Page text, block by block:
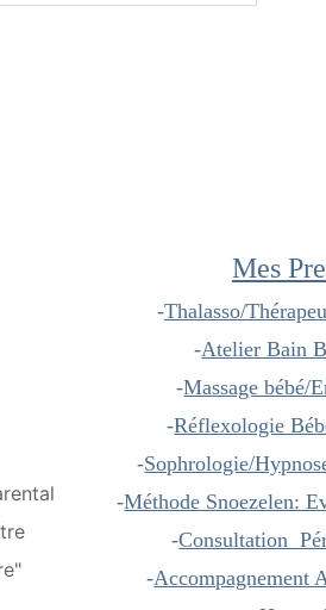
Mes
-Thalasso/
-Atelier Bain
-Massage bébé/
-Réflexologie
-Sophrologie/
-Méthode Snoezelen:
-Consultation
-Accompagnement